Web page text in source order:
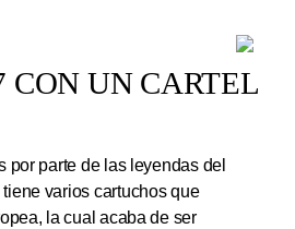
CON UN CARTEL
parte de las leyendas del
varios cartuchos que
la cual acaba de ser